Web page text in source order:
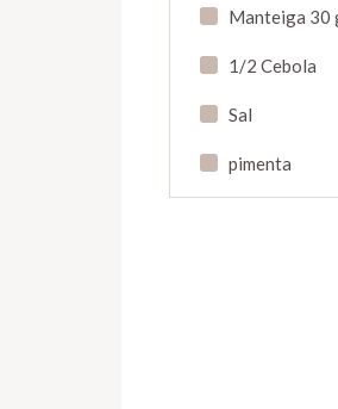
Manteiga 30
1/2 Cebola
Sal
pimenta